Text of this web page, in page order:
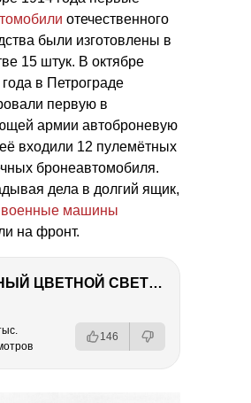
отечественного
были изготовлены в
15 штук. В октябре
в Петрограде
первую в
армии автоброневую
входили 12 пулемётных
бронеавтомобиля.
дела в долгий ящик,
военные машины
на фронт.
МОЩНЫЙ ЦВЕТНОЙ СВЕТ – NANLITE FC-500C
146